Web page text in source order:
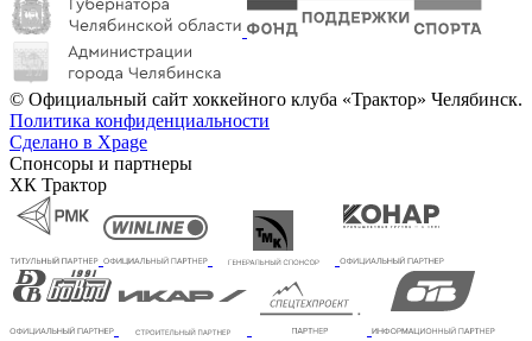
© Официальный сайт хоккейного клуба «Трактор» Челябинск.
Политика конфиденциальности
Сделано в Xpage
Спонсоры и партнеры
ХК Трактор